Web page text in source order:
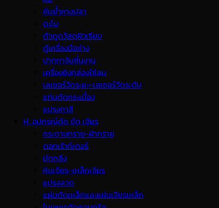
คีมย้ำหางปลา
ตะไบ
ตัวดูดวัสดุผิวเรียบ
ตู้เครื่องมือช่าง
ปากกาจับชิ้นงาน
เครื่องยิงกล่องใช้ลม
เลเซอร์วัดระยะ-เลเซอร์วัดระดับ
แท่นตัดกระเบื้อง
แปรงทาสี
H. อุปกรณ์ตัด ขัด เจียร
กระดาษทราย-ผ้าทราย
ดอกเร้าท์เตอร์
มีดกลึง
หินเจียร-เหล็กเจียร
แปรงลวด
แผ่นตัดเหล็กและแผ่นเจียรเหล็ก